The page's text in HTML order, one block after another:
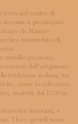
trova nel centro di
decenni si producono
da Nanni e
fare tramandato di
metallo prezioso,
dell’artigianato
tradizione isolana, tra
come la collezione
risalenti dal 1700 in
mostre itineranti, e
I loro gioielli sono